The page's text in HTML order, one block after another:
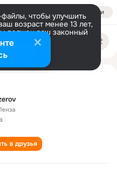
Войти
чтобы улучшить
возраст менее 13 лет,
должен ваш законный
информации
в друзья